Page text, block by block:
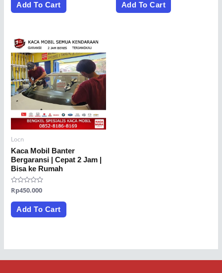
Add To Cart Add To Cart
Locn
Kaca Mobil Banter
Bergaransi | Cepat 2 Jam |
Bisa ke Rumah
Rated
0
out
Rp450.000
Add To Cart